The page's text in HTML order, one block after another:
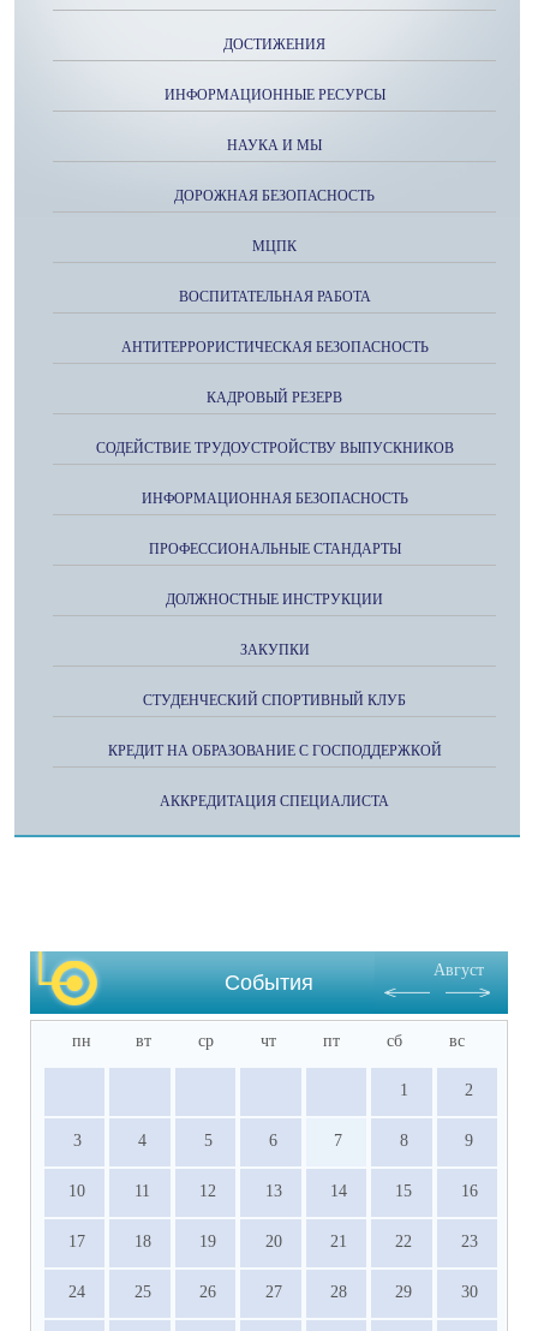
ДОСТИЖЕНИЯ
ИНФОРМАЦИОННЫЕ РЕСУРСЫ
НАУКА И МЫ
ДОРОЖНАЯ БЕЗОПАСНОСТЬ
МЦПК
ВОСПИТАТЕЛЬНАЯ РАБОТА
АНТИТЕРРОРИСТИЧЕСКАЯ БЕЗОПАСНОСТЬ
КАДРОВЫЙ РЕЗЕРВ
СОДЕЙСТВИЕ ТРУДОУСТРОЙСТВУ ВЫПУСКНИКОВ
ИНФОРМАЦИОННАЯ БЕЗОПАСНОСТЬ
ПРОФЕССИОНАЛЬНЫЕ СТАНДАРТЫ
ДОЛЖНОСТНЫЕ ИНСТРУКЦИИ
ЗАКУПКИ
СТУДЕНЧЕСКИЙ СПОРТИВНЫЙ КЛУБ
КРЕДИТ НА ОБРАЗОВАНИЕ С ГОСПОДДЕРЖКОЙ
АККРЕДИТАЦИЯ СПЕЦИАЛИСТА
События
Август
пн вт ср чт пт сб вс
1 2
3 4 5 6 7 8 9
10 11 12 13 14 15 16
17 18 19 20 21 22 23
24 25 26 27 28 29 30